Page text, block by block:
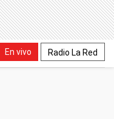
En vivo Radio La Red